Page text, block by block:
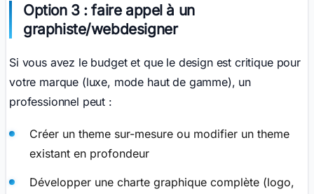
Option 3 : faire appel à un
graphiste/webdesigner
Si vous avez le budget et que le design est critique pour
votre marque (luxe, mode haut de gamme), un
professionnel peut :
Créer un theme sur-mesure ou modifier un theme
existant en profondeur
Développer une charte graphique complète (logo,